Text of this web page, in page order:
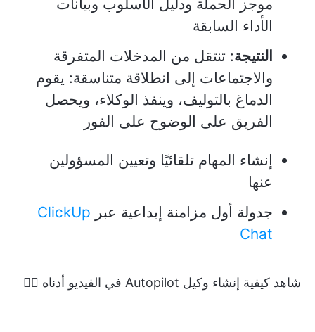
موجز الحملة ودليل الأسلوب وبيانات
الأداء السابقة
النتيجة: تنتقل من المدخلات المتفرقة
والاجتماعات إلى انطلاقة متناسقة: يقوم
الدماغ بالتوليف، وينفذ الوكلاء، ويحصل
الفريق على الوضوح على الفور
إنشاء المهام تلقائيًا وتعيين المسؤولين
عنها
جدولة أول مزامنة إبداعية عبر ClickUp
Chat
شاهد كيفية إنشاء وكيل Autopilot في الفيديو أدناه 👇🏽